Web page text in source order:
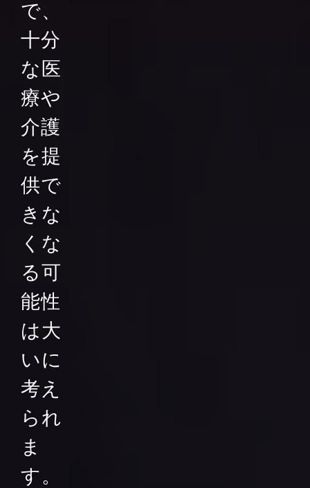
で、
十分
な医
療や
介護
を提
供で
きな
くな
る可
能性
は大
いに
考え
られ
ま
す。